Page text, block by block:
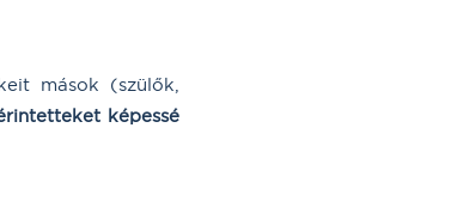
mások (szülők,
képessé